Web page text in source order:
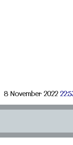
8 November 2022